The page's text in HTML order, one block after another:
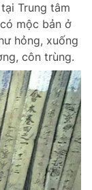
Trung tâm
mộc bản ở
hỏng, xuống
côn trùng.